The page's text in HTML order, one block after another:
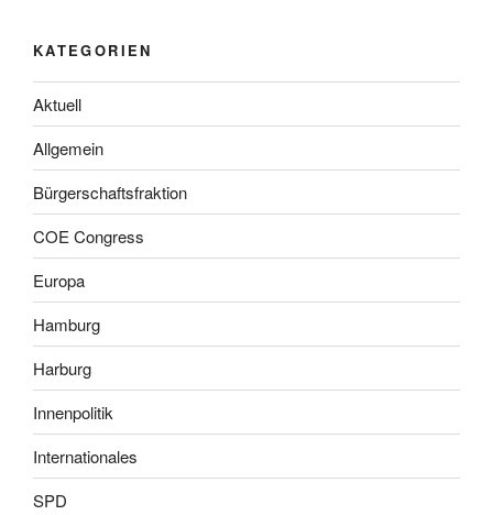
KATEGORIEN
Aktuell
Allgemein
Bürgerschaftsfraktion
COE Congress
Europa
Hamburg
Harburg
Innenpolitik
Internationales
SPD